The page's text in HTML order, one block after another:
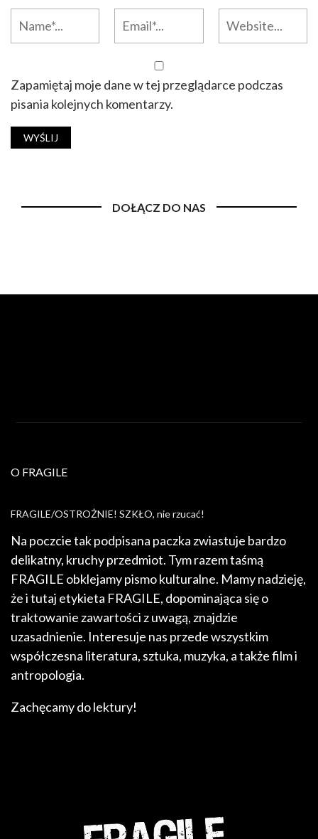
Zapamiętaj moje dane w tej przeglądarce podczas
pisania kolejnych komentarzy.
DOŁĄCZ DO NAS
O FRAGILE
FRAGILE/OSTROŻNIE! SZKŁO, nie rzucać!
Na poczcie tak podpisana paczka zwiastuje bardzo
delikatny, kruchy przedmiot. Tym razem taśmą
FRAGILE obklejamy pismo kulturalne. Mamy nadzieję,
że i tutaj etykieta FRAGILE, dopominająca się o
traktowanie zawartości z uwagą, znajdzie
uzasadnienie. Interesuje nas przede wszystkim
współczesna literatura, sztuka, muzyka, a także film i
antropologia.
Zachęcamy do lektury!